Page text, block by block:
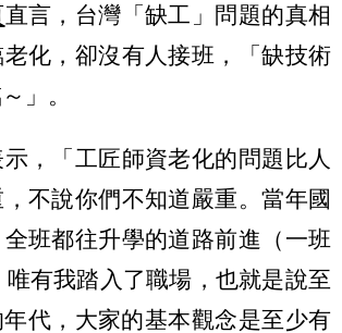
直言，台灣「缺工」問題的真相
化，卻沒有人接班，「缺技術
」。
，「工匠師資老化的問題比人
不說你們不知道嚴重。當年國
班都往升學的道路前進（一班
有我踏入了職場，也就是說至
代，大家的基本觀念是至少有